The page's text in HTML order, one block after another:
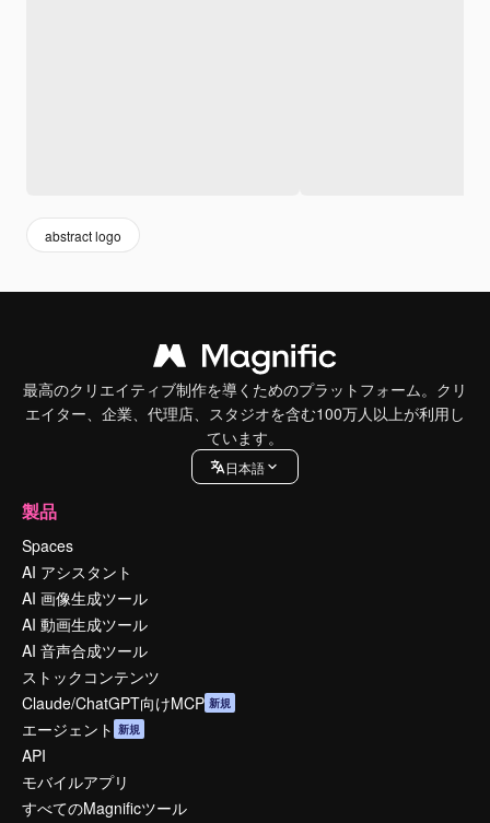
abstract logo
最高のクリエイティブ制作を導くためのプラットフォーム。クリ
エイター、企業、代理店、スタジオを含む100万人以上が利用し
ています。
日本語
製品
Spaces
AI アシスタント
AI 画像生成ツール
AI 動画生成ツール
AI 音声合成ツール
ストックコンテンツ
Claude/ChatGPT向けMCP 新規
エージェント 新規
API
モバイルアプリ
すべてのMagnificツール